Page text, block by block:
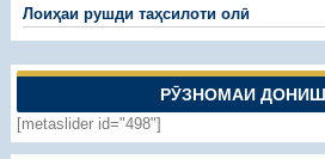
Лоиҳаи рушди таҳсилоти олӣ
РӮЗНОМАИ
[metaslider id="498"]